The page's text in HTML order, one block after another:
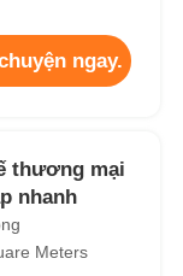
ngay.
thương mại
nhanh
Meters